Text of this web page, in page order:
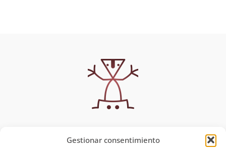
Gestionar consentimiento
Política de Privacidad